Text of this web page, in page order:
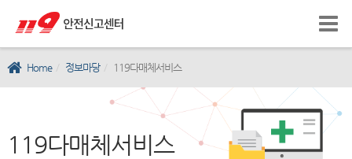
Home 정보마당 119다매체서비스
119다매체서비스